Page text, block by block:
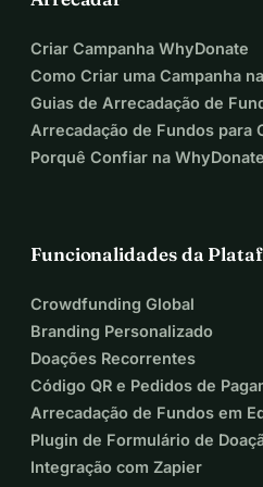
da cidade cobrem apenas as
dependem de pessoas
Apoiadores e residentes de
solicitando mais locais de
Por Que Isso Importa
2. Controle populacional
3. Orgulho do bairro gatos
são abraçados como habitantes
4. Benefício ambiental um
para pragas.
A História dos Miceki iz
as Vidas dos Gatos de Rua de
Criar Campanha WhyDonate
Como Criar uma Campanha
Guias de Arrecadação de
Arrecadação de Fundos para
Porquê Confiar na WhyDonate
Funcionalidades da
Crowdfunding Global
Branding Personalizado
Doações Recorrentes
Código QR e Pedidos de
Arrecadação de Fundos em
Plugin de Formulário de
Integração com Zapier